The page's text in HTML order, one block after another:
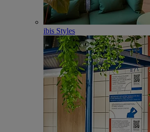
ibis Styles